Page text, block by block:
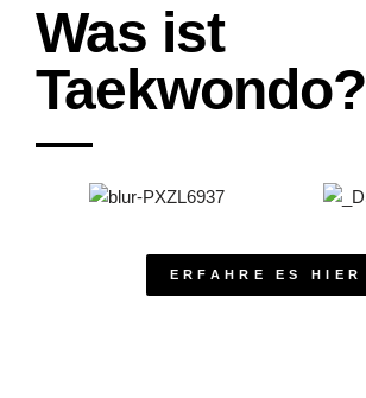
Was ist
Taekwondo?
ERFAHRE ES HIER